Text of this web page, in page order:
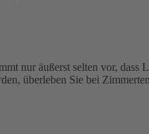
nur äußerst selten vor, dass
überleben Sie bei